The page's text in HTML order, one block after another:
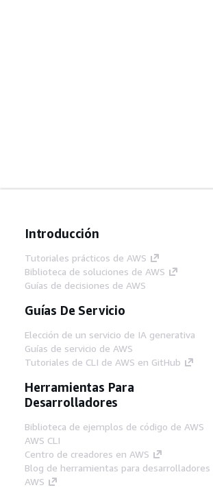
Introducción
Tutoriales prácticos de AWS
Biblioteca de soluciones de AWS
Guías de decisiones de AWS
Guías De Servicio
Elección de un servicio de IA generativa
Guías de servicio de AWS
Tutoriales de CLI de AWS en GitHub
Herramientas Para
Desarrolladores
Biblioteca de ejemplos de código de AWS
AWS CLI
Centro de creadores en AWS
Blog de herramientas para desarrolladores
AWS